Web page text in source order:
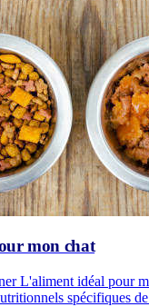
mon chat
L'aliment idéal pour
spécifiques